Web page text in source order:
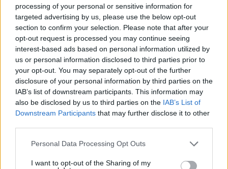
processing of your personal or sensitive information for
targeted advertising by us, please use the below opt-out
section to confirm your selection. Please note that after your
opt-out request is processed you may continue seeing
interest-based ads based on personal information utilized by
us or personal information disclosed to third parties prior to
your opt-out. You may separately opt-out of the further
disclosure of your personal information by third parties on the
IAB’s list of downstream participants. This information may
also be disclosed by us to third parties on the IAB’s List of
Downstream Participants that may further disclose it to other
Please note that this website/app uses one or more Google
not limited to your visit or usage behaviour. You may click to
Personal Data Processing Opt Outs
I want to opt-out of the Sharing of my
Δείτε φωτογραφίες: